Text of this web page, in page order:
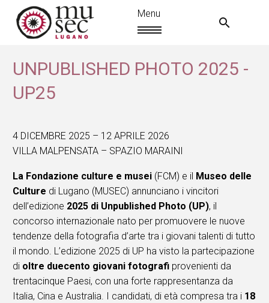
IT
UNPUBLISHED PHOTO 2025 -
UP25
4 DICEMBRE 2025 – 12 APRILE 2026
VILLA MALPENSATA – SPAZIO MARAINI
La Fondazione culture e musei (FCM) e il Museo delle
Culture di Lugano (MUSEC) annunciano i vincitori
dell’edizione 2025 di Unpublished Photo (UP), il
concorso internazionale nato per promuovere le nuove
tendenze della fotografia d’arte tra i giovani talenti di tutto
il mondo. L’edizione 2025 di UP ha visto la partecipazione
di oltre duecento giovani fotografi provenienti da
trentacinque Paesi, con una forte rappresentanza da
Italia, Cina e Australia. I candidati, di età compresa tra i 18